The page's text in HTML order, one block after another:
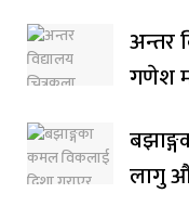
अन्तर
गणेश
लागु